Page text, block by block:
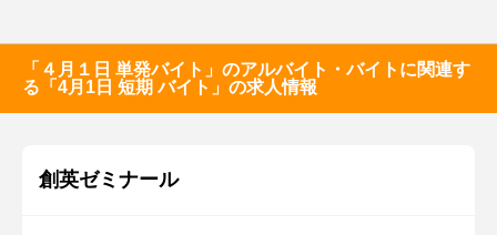
「４月１日 単発バイト」のアルバイト・バイトに関連す
る「4月1日 短期 バイト」の求人情報
創英ゼミナール